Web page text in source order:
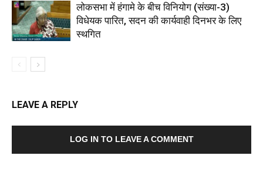
लोकसभा में हंगामे के बीच विनियोग (संख्या-3)
विधेयक पारित, सदन की कार्यवाही दिनभर के लिए
स्थगित
LEAVE A REPLY
LOG IN TO LEAVE A COMMENT